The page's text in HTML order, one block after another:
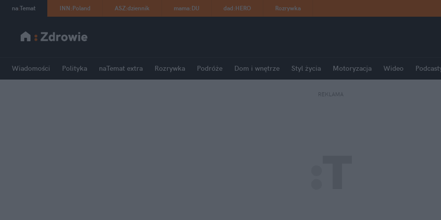
na:Temat INN:Poland ASZ:dziennik mama:DU dad:HERO Rozrywka
Wiadomości Polityka naTemat extra Rozrywka Podróże Dom i wnętrze Styl życia Motoryzacja Wideo
REKLAMA